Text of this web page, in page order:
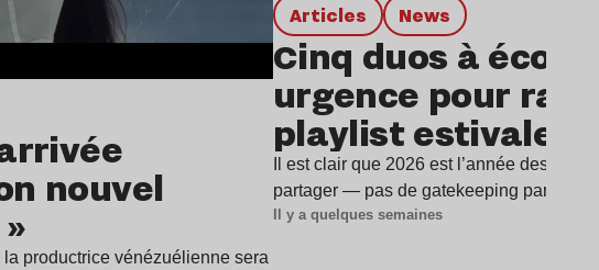
nouvel
productrice vénézuélienne sera
Articles news
Cinq duos à
urgence pour
playlist estivale
Il est clair que 2026 est l’année des
partager — pas de gatekeeping par ici
Il y a quelques semaines